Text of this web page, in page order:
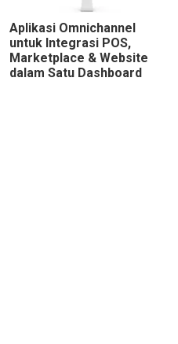
Aplikasi Omnichannel
untuk Integrasi POS,
Marketplace & Website
dalam Satu Dashboard